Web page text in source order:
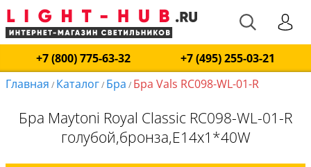
+7 (800) 775-63-32
+7 (495) 255-03-21
Главная / Каталог/ Бра / Бра Vals RC098-WL-01-R
Бра Maytoni Royal Classic RC098-WL-01-R
голубой,бронза,E14x1*40W